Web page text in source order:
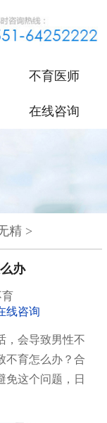
不育医师
在线咨询
精>
办
线咨询
，会导致男性不
不育怎么办？合
免这个问题，日